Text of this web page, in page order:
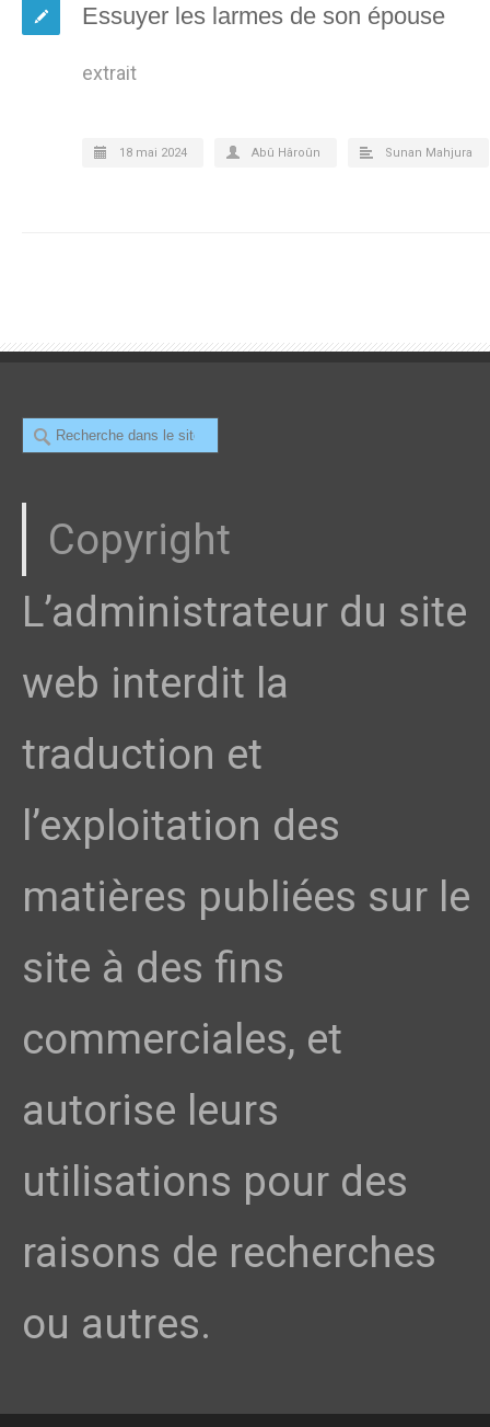
Essuyer les larmes de son épouse
extrait
18 mai 2024 Abû Hâroûn Sunan Mahjura
Recherche
Copyright
L’administrateur du site
web interdit la
traduction et
l’exploitation des
matières publiées sur le
site à des fins
commerciales, et
autorise leurs
utilisations pour des
raisons de recherches
ou autres.